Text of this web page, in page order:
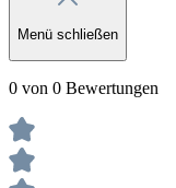
Menü schließen
0 von 0 Bewertungen